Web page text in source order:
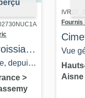
de
depuis
>
Fournis
Vue
route.
Aisne